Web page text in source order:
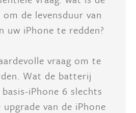
de levensduur van
uw iPhone te redden?
vraag om te
Wat de batterij
iPhone 6 slechts
upgrade van de iPhone